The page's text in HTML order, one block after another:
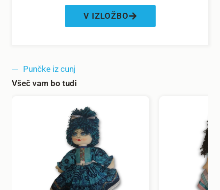
V IZLOŽBO
Punčke iz cunj
Všeč vam bo tudi